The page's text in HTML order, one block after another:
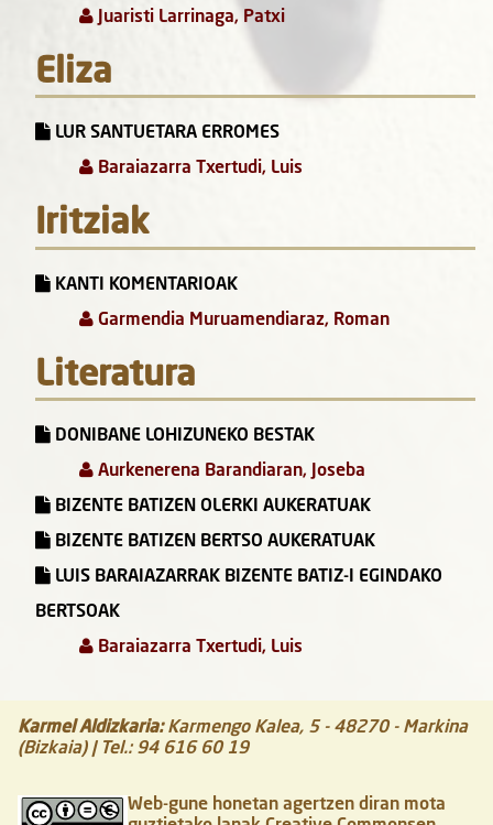
Juaristi Larrinaga, Patxi
Eliza
LUR SANTUETARA ERROMES
Baraiazarra Txertudi, Luis
Iritziak
KANTI KOMENTARIOAK
Garmendia Muruamendiaraz, Roman
Literatura
DONIBANE LOHIZUNEKO BESTAK
Aurkenerena Barandiaran, Joseba
BIZENTE BATIZEN OLERKI AUKERATUAK
BIZENTE BATIZEN BERTSO AUKERATUAK
LUIS BARAIAZARRAK BIZENTE BATIZ-I EGINDAKO
BERTSOAK
Baraiazarra Txertudi, Luis
Karmel Aldizkaria: Karmengo Kalea, 5 - 48270- Markina
(Bizkaia)| Tel.: 94 616 60 19
Web-gune honetan agertzen diran mota